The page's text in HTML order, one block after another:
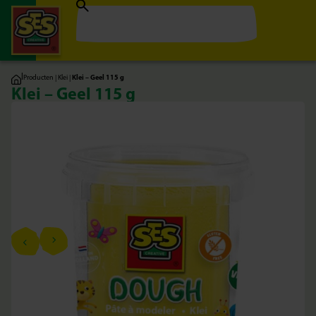
|Producten | Klei | Klei – Geel 115 g
Klei – Geel 115 g